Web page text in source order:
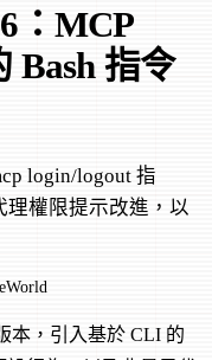
：MCP
Bash 指令
login/logout 指
理權限提示改進，以
本，引入基於 CLI 的